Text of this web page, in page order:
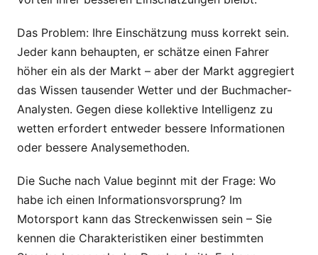
Das Problem: Ihre Einschätzung muss korrekt sein.
Jeder kann behaupten, er schätze einen Fahrer
höher ein als der Markt – aber der Markt aggregiert
das Wissen tausender Wetter und der Buchmacher-
Analysten. Gegen diese kollektive Intelligenz zu
wetten erfordert entweder bessere Informationen
oder bessere Analysemethoden.
Die Suche nach Value beginnt mit der Frage: Wo
habe ich einen Informationsvorsprung? Im
Motorsport kann das Streckenwissen sein – Sie
kennen die Charakteristiken einer bestimmten